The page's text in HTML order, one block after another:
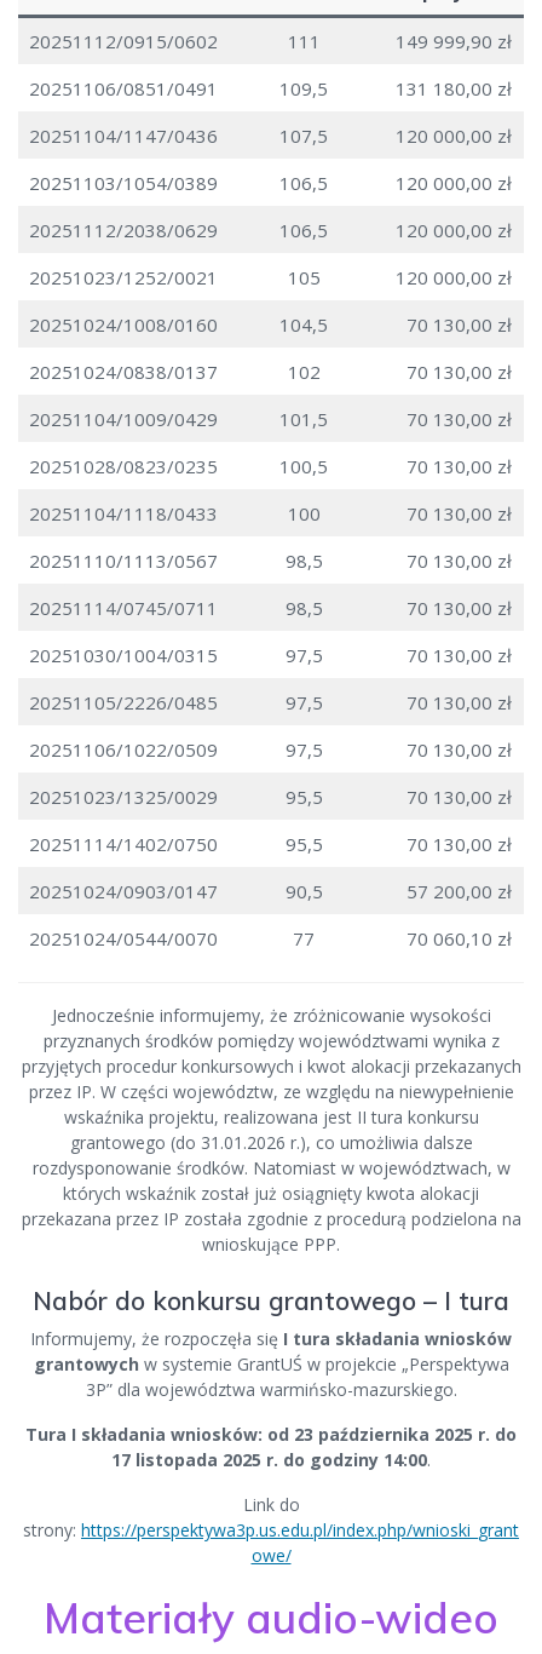
20251112/0915/0602 111
149 999,90 zł
20251106/0851/0491
109,5
131 180,00 zł
20251104/1147/0436
107,5
120 000,00 zł
20251103/1054/0389
106,5
120 000,00 zł
20251112/2038/0629
106,5
120 000,00 zł
20251023/1252/0021
105
120 000,00 zł
20251024/1008/0160
104,5
70 130,00 zł
20251024/0838/0137
102
70 130,00 zł
20251104/1009/0429
101,5
70 130,00 zł
20251028/0823/0235
100,5
70 130,00 zł
20251104/1118/0433
100
70 130,00 zł
20251110/1113/0567
98,5
70 130,00 zł
20251114/0745/0711
98,5
70 130,00 zł
20251030/1004/0315
97,5
70 130,00 zł
20251105/2226/0485
97,5
70 130,00 zł
20251106/1022/0509
97,5
70 130,00 zł
20251023/1325/0029
95,5
70 130,00 zł
20251114/1402/0750
95,5
70 130,00 zł
20251024/0903/0147
90,5
57 200,00 zł
20251024/0544/0070
77 70 060,10 zł
Jednocześnie informujemy, że zróżnicowanie wysokości
przyznanych środków pomiędzy województwami wynika z
przyjętych procedur konkursowych i kwot alokacji przekazanych
przez IP. W części województw, ze względu na niewypełnienie
wskaźnika projektu, realizowana jest II tura konkursu
grantowego (do 31.01.2026 r.), co umożliwia dalsze
rozdysponowanie środków. Natomiast w województwach, w
których wskaźnik został już osiągnięty kwota alokacji
przekazana przez IP została zgodnie z procedurą podzielona na
wnioskujące PPP.
Nabór do konkursu grantowego – I tura
Informujemy, że rozpoczęła się I tura składania wniosków
grantowych w systemie GrantUŚ w projekcie „Perspektywa
3P” dla województwa warmińsko-mazurskiego.
Tura I składania wniosków: od 23 października 2025 r. do
17 listopada 2025 r. do godziny 14:00.
Link do
strony: https://perspektywa3p.us.edu.pl/index.php/wnioski_grant
owe/
Materiały audio-wideo